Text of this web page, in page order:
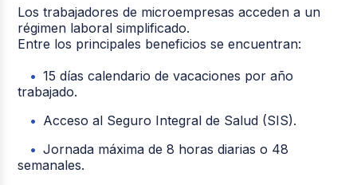
Los trabajadores de microempresas acceden a un
régimen laboral simplificado.
Entre los principales beneficios se encuentran:
15 días calendario de vacaciones por año
trabajado.
Acceso al Seguro Integral de Salud (SIS).
Jornada máxima de 8 horas diarias o 48
semanales.